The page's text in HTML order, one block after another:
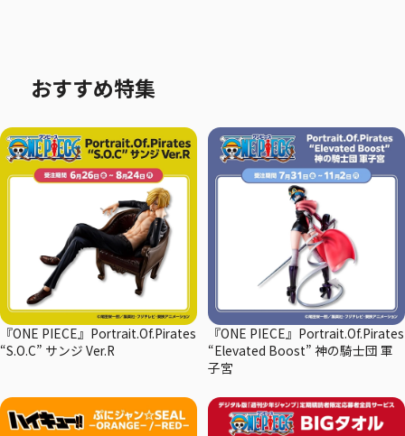
おすすめ特集
『ONE PIECE』Portrait.Of.Pirates
“S.O.C” サンジ Ver.R
『ONE PIECE』Portrait.Of.Pirates
“Elevated Boost” 神の騎士団 軍
子宮